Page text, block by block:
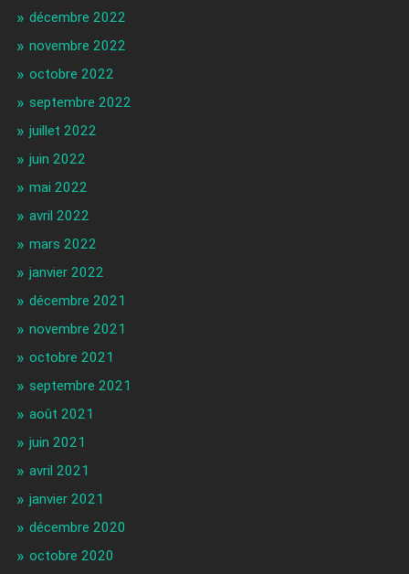
décembre 2022
novembre 2022
octobre 2022
septembre 2022
juillet 2022
juin 2022
mai 2022
avril 2022
mars 2022
janvier 2022
décembre 2021
novembre 2021
octobre 2021
septembre 2021
août 2021
juin 2021
avril 2021
janvier 2021
décembre 2020
octobre 2020